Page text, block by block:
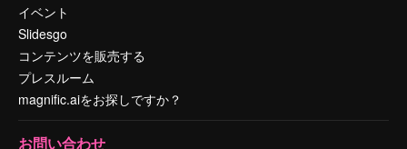
イベント
Slidesgo
コンテンツを販売する
プレスルーム
magnific.aiをお探しですか？
お問い合わせ